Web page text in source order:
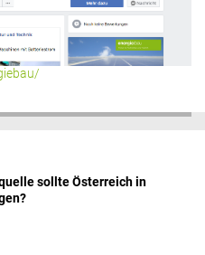
sollte Österreich in